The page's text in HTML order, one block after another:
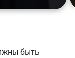
быть